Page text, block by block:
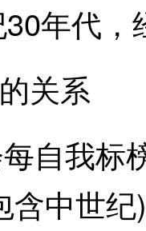
年代
关系
我标榜
含中世